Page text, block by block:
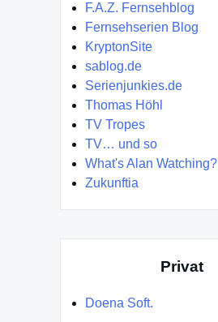
F.A.Z. Fernsehblog
Fernsehserien Blog
KryptonSite
sablog.de
Serienjunkies.de
Thomas Höhl
TV Tropes
TV… und so
What's Alan Watching?
Zukunftia
Privat
Doena Soft.